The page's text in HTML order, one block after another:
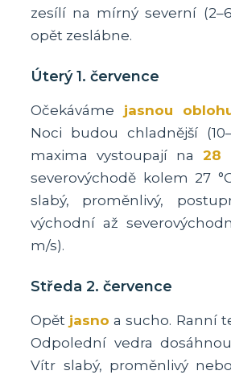
zesílí na mírný severní
opět zeslábne.
Úterý 1. července
Očekáváme jasnou
Noci budou chladnější
maxima vystoupají na28
severovýchodě kolem 27
slabý, proměnlivý,
východní až
m/s).
Středa 2. července
Opět jasno a sucho. Ranní
Odpolední vedra dosáhnou
Vítr slabý, proměnlivý